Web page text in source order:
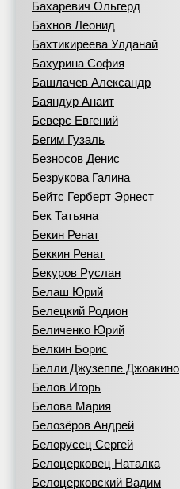
Бахаревич Ольгерд
Бахнов Леонид
Бахтикиреева Улданай
Бахурина София
Башлачев Александр
Баяндур Анаит
Беверс Евгений
Бегим Гузаль
Безносов Денис
Безрукова Галина
Бейтс Герберт Эрнест
Бек Татьяна
Бекин Ренат
Беккин Ренат
Бекуров Руслан
Белаш Юрий
Белецкий Родион
Беличенко Юрий
Белкин Борис
Белли Джузеппе Джоакино
Белов Игорь
Белова Мария
Белозёров Андрей
Белорусец Сергей
Белоцерковец Наталка
Белоцерковский Вадим